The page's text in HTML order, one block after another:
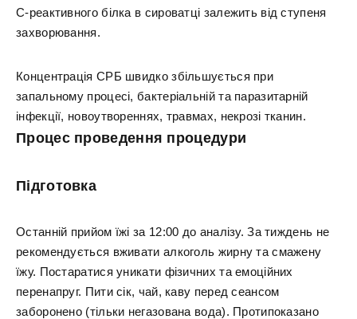
С-реактивного білка в сироватці залежить від ступеня
захворювання.
Концентрація СРБ швидко збільшується при
запальному процесі, бактеріальній та паразитарній
інфекції, новоутвореннях, травмах, некрозі тканин.
Процес проведення процедури
Підготовка
Останній прийом їжі за 12:00 до аналізу. За тиждень не
рекомендується вживати алкоголь жирну та смажену
їжу. Постаратися уникати фізичних та емоційних
перенапруг. Пити сік, чай, каву перед сеансом
заборонено (тільки негазована вода). Протипоказано